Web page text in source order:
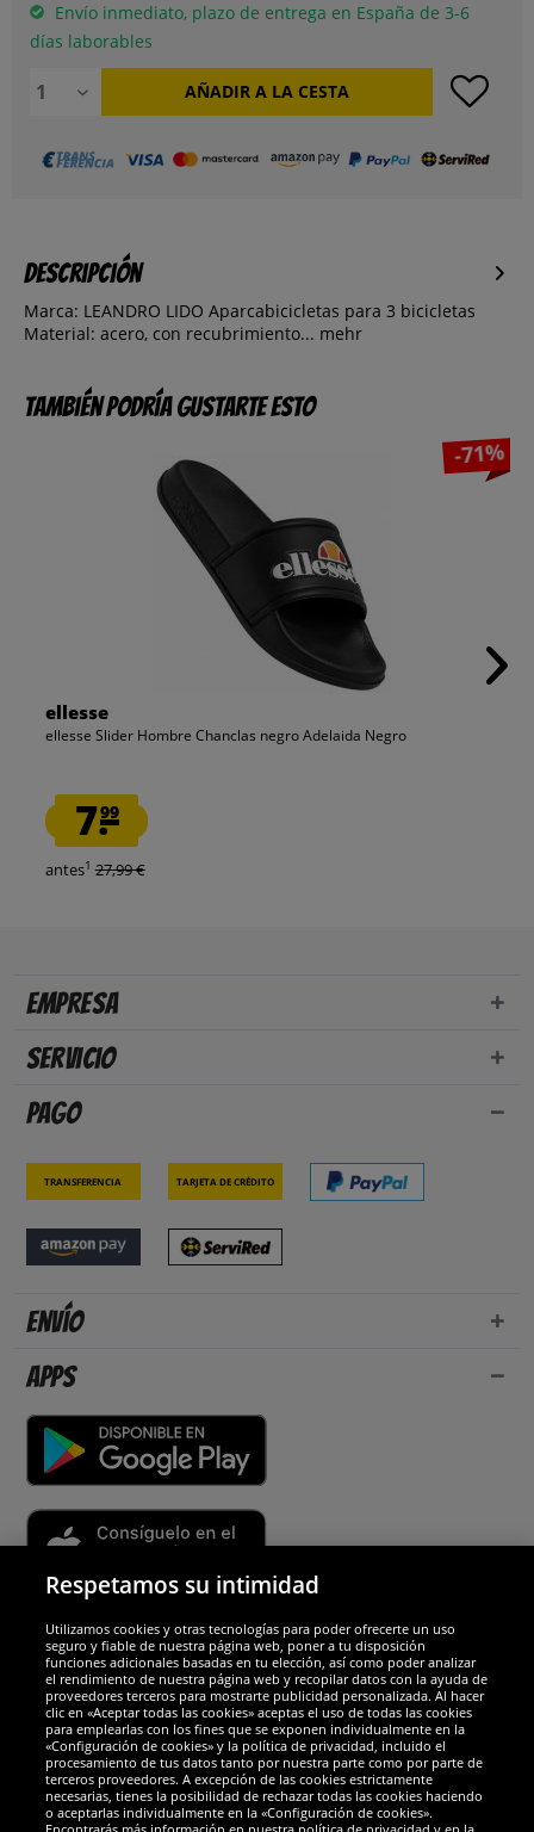
Envío inmediato, plazo de entrega en España de 3-6
días laborables
AÑADIR A LA CESTA
Descripción
Marca: LEANDRO LIDO Aparcabicicletas para 3 bicicletas
Material: acero, con recubrimiento... mehr
También podría gustarte esto
-71%
ellesse
ellesse Slider Hombre Chanclas negro Adelaida Negro
7.99
antes1 27,99 €
Empresa
Servicio
Pago
Transferencia Tarjeta de crédito
Envío
Apps
Socios y seguridad
Galardones
Respetamos su intimidad
Utilizamos cookies y otras tecnologías para poder ofrecerte un uso
seguro y fiable de nuestra página web, poner a tu disposición
funciones adicionales basadas en tu elección, así como poder analizar
el rendimiento de nuestra página web y recopilar datos con la ayuda de
proveedores terceros para mostrarte publicidad personalizada. Al hacer
clic en «Aceptar todas las cookies» aceptas el uso de todas las cookies
para emplearlas con los fines que se exponen individualmente en la
«Configuración de cookies» y la política de privacidad, incluido el
procesamiento de tus datos tanto por nuestra parte como por parte de
terceros proveedores. A excepción de las cookies estrictamente
necesarias, tienes la posibilidad de rechazar todas las cookies haciendo
o aceptarlas individualmente en la «Configuración de cookies».